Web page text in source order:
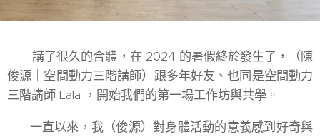
講了很久的合體，在 2024 的暑假終於發生了，（陳
俊源｜空間動力三階講師）跟多年好友、也同是空間動力
三階講師 Lala ，開始我們的第一場工作坊與共學。
一直以來，我（俊源）對身體活動的意義感到好奇與